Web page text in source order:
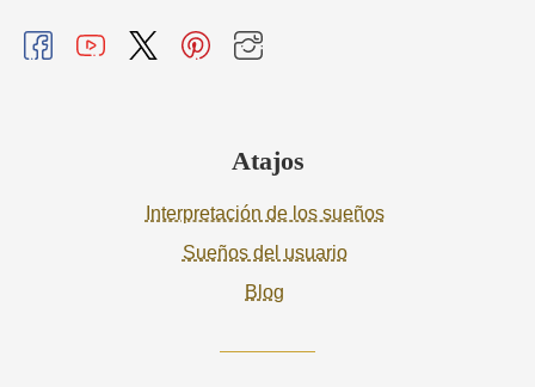
Atajos
Interpretación de los sueños
Sueños del usuario
Blog